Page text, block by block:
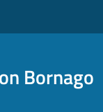
Bornago